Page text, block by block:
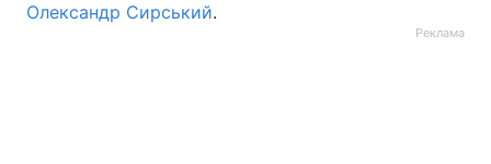
Олександр Сирський.
Реклама